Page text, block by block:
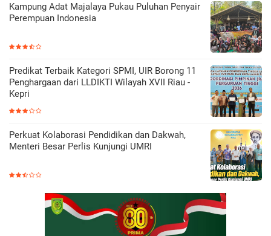
Kampung Adat Majalaya Pukau Puluhan Penyair
Perempuan Indonesia
Predikat Terbaik Kategori SPMI, UIR Borong 11
Penghargaan dari LLDIKTI Wilayah XVII Riau -
Kepri
Perkuat Kolaborasi Pendidikan dan Dakwah,
Menteri Besar Perlis Kunjungi UMRI